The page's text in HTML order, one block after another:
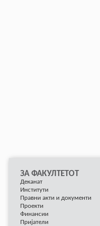
ЗА ФАКУЛТЕТОТ
Деканат
Институти
Правни акти и документи
Проекти
Финансии
Пријатели